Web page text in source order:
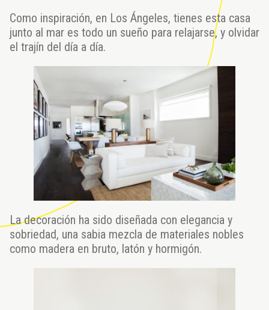
Como inspiración, en Los Ángeles, tienes esta casa
junto al mar es todo un sueño para relajarse, y olvidar
el trajín del día a día.
La decoración ha sido diseñada con elegancia y
sobriedad, una sabia mezcla de materiales nobles
como madera en bruto, latón y hormigón.